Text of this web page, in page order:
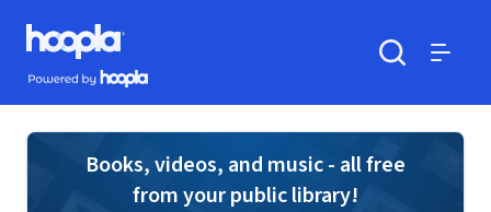
Skip to main content
Hoopla logo
Powered by Hoopla
Books, videos, and music - all free
from your public library!